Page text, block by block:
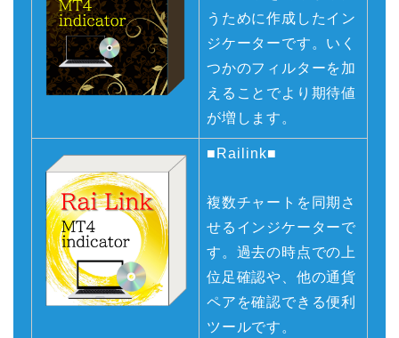
うために作成したイン
ジケーターです。いく
つかのフィルターを加
えることでより期待値
が増します。
■Railink■
複数チャートを同期さ
せるインジケーターで
す。過去の時点での上
位足確認や、他の通貨
ペアを確認できる便利
ツールです。